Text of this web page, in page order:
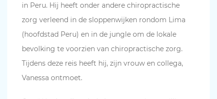
in Peru. Hij heeft onder andere chiropractische
zorg verleend in de sloppenwijken rondom Lima
(hoofdstad Peru) en in de jungle om de lokale
bevolking te voorzien van chiropractische zorg.
Tijdens deze reis heeft hij, zijn vrouw en collega,
Vanessa ontmoet.